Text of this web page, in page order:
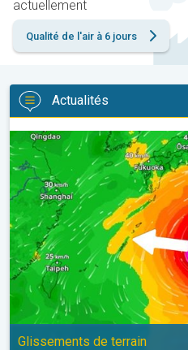
actuellement
Qualité de l'air à 6 jours
Actualités
Le Japon prépare l'arrivée
Glissements de terrain